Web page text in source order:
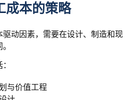
成本的策略
动因素，需要在设计、制造和现
与价值工程